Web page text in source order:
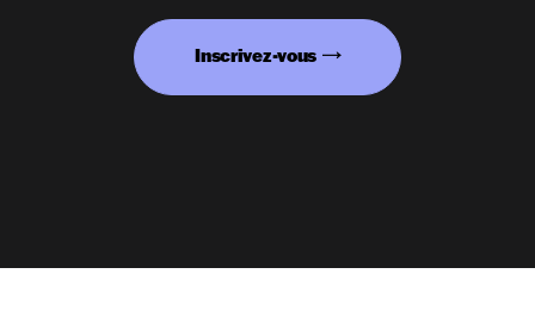
Inscrivez-vous